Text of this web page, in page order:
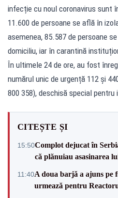
infecție cu noul coronavirus sunt
11.600 de persoane se află în
asemenea, 85.587 de persoane
domiciliu, iar în carantină
În ultimele 24 de ore, au fost
numărul unic de urgență 112 și
800 358), deschisă special
CITEȘTE ȘI
15:50Complot dejucat în
că plănuiau asasinarea
11:40A doua barjă a ajuns pe
urmează pentru